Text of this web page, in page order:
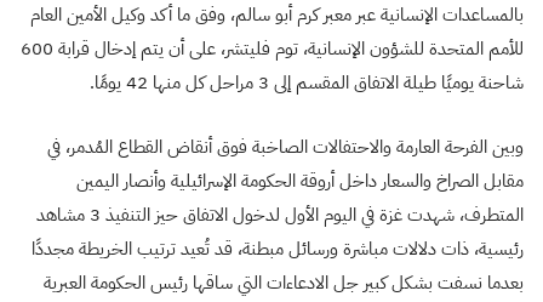
بالمساعدات الإنسانية عبر معبر كرم أبو سالم، وفق ما أكد وكيل الأمين العام
للأمم المتحدة للشؤون الإنسانية، توم فليتشر، على أن يتم إدخال قرابة 600
شاحنة يوميًا طيلة الاتفاق المقسم إلى 3 مراحل كل منها 42 يومًا.
وبين الفرحة العارمة والاحتفالات الصاخبة فوق أنقاض القطاع المُدمر، في
مقابل الصراخ والسعار داخل أروقة الحكومة الإسرائيلية وأنصار اليمين
المتطرف، شهدت غزة في اليوم الأول لدخول الاتفاق حيز التنفيذ 3 مشاهد
رئيسية، ذات دلالات مباشرة ورسائل مبطنة، قد تُعيد ترتيب الخريطة مجددًا
بعدما نسفت بشكل كبير جل الادعاءات التي ساقها رئيس الحكومة العبرية